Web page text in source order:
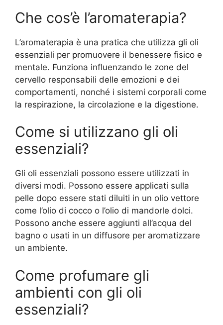
Che cos’è l’aromaterapia?
L’aromaterapia è una pratica che utilizza gli oli
essenziali per promuovere il benessere fisico e
mentale. Funziona influenzando le zone del
cervello responsabili delle emozioni e dei
comportamenti, nonché i sistemi corporali come
la respirazione, la circolazione e la digestione.
Come si utilizzano gli oli
essenziali?
Gli oli essenziali possono essere utilizzati in
diversi modi. Possono essere applicati sulla
pelle dopo essere stati diluiti in un olio vettore
come l’olio di cocco o l’olio di mandorle dolci.
Possono anche essere aggiunti all’acqua del
bagno o usati in un diffusore per aromatizzare
un ambiente.
Come profumare gli
ambienti con gli oli
essenziali?